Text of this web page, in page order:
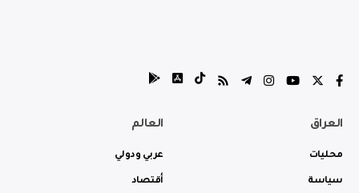
العراق
محليات
سياسة
العالم
عربي ودولي
أقتصاد